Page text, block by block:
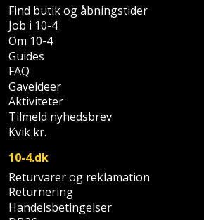
Søm
Sternbeklædning
Tag
og
tagplader
Terrassebrædder
Terrasseopklodsning
Oliekande
Palleløfter
Polsøger
Profilsaks
Reb
og
snor
Renseservietter
Høvl
Industristøvsuger
Kantfræser
Kantlimer
Kantlimertilbehør
Kap-
og
geringssav
Hegn
Højbede
Højtaler
Hylder
Jagt
og
fritid
Jul
Find butik og åbningstider
Job i 10-4
Om 10-4
Guides
FAQ
Gaveideer
Aktiviteter
Tilmeld nyhedsbrev
Kvik kr.
10-4.dk
Returvarer og reklamation
Returnering
Handelsbetingelser